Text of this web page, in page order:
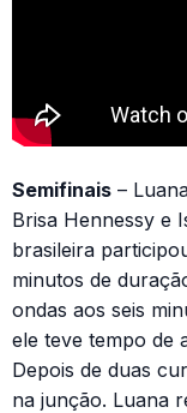
Semifinais –
Brisa Hennessy e
brasileira
minutos de
ondas aos seis
ele teve tempo de
Depois de duas
na junção. Luana